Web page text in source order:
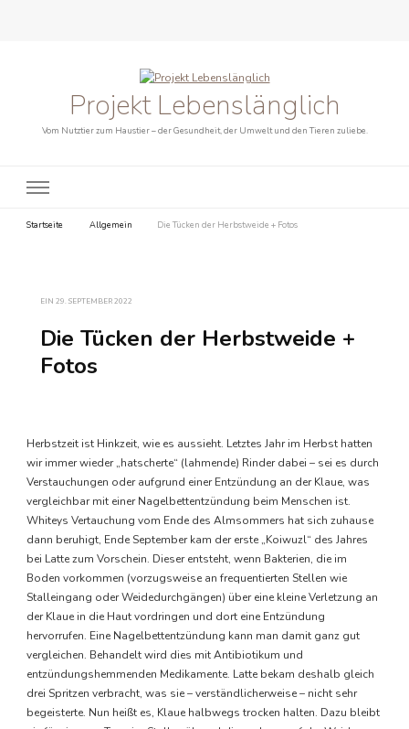
Projekt Lebenslänglich
Vom Nutztier zum Haustier – der Gesundheit, der Umwelt und den Tieren zuliebe.
Startseite Allgemein Die Tücken der Herbstweide + Fotos
EIN 29. SEPTEMBER 2022
Die Tücken der Herbstweide +
Fotos
Herbstzeit ist Hinkzeit, wie es aussieht. Letztes Jahr im Herbst hatten
wir immer wieder „hatscherte“ (lahmende) Rinder dabei – sei es durch
Verstauchungen oder aufgrund einer Entzündung an der Klaue, was
vergleichbar mit einer Nagelbettentzündung beim Menschen ist.
Whiteys Vertauchung vom Ende des Almsommers hat sich zuhause
dann beruhigt, Ende September kam der erste „Koiwuzl“ des Jahres
bei Latte zum Vorschein. Dieser entsteht, wenn Bakterien, die im
Boden vorkommen (vorzugsweise an frequentierten Stellen wie
Stalleingang oder Weidedurchgängen) über eine kleine Verletzung an
der Klaue in die Haut vordringen und dort eine Entzündung
hervorrufen. Eine Nagelbettentzündung kann man damit ganz gut
vergleichen. Behandelt wird dies mit Antibiotikum und
entzündungshemmenden Medikamente. Latte bekam deshalb gleich
drei Spritzen verbracht, was sie – verständlicherweise – nicht sehr
begeisterte. Nun heißt es, Klaue halbwegs trocken halten. Dazu bleibt